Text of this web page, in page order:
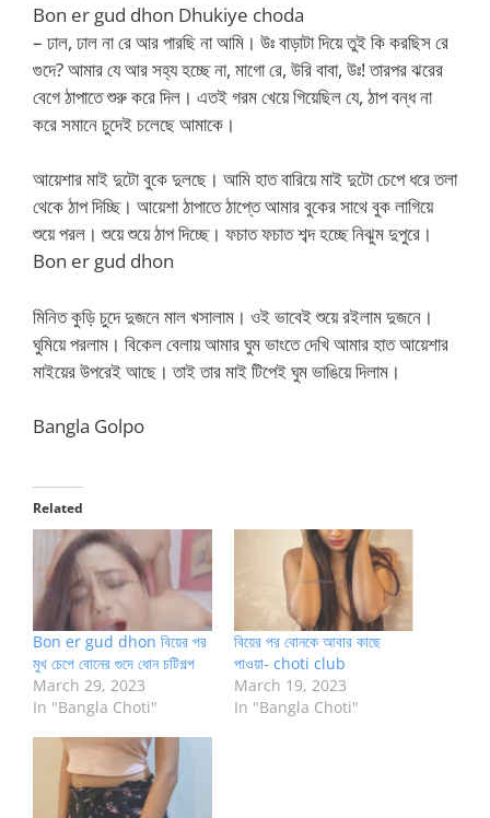
Bon er gud dhon Dhukiye choda
– ঢাল, ঢাল না রে আর পারছি না আমি। উঃ বাড়াটা দিয়ে তুই কি করছিস রে
গুদে? আমার যে আর সহ্য হচ্ছে না, মাগো রে, উরি বাবা, উঃ! তারপর ঝরের
বেগে ঠাপাতে শুরু করে দিল। এতই গরম খেয়ে গিয়েছিল যে, ঠাপ বন্ধ না
করে সমানে চুদেই চলেছে আমাকে।
আয়েশার মাই দুটো বুকে দুলছে। আমি হাত বারিয়ে মাই দুটো চেপে ধরে তলা
থেকে ঠাপ দিচ্ছি। আয়েশা ঠাপাতে ঠাপ্তে আমার বুকের সাথে বুক লাগিয়ে
শুয়ে পরল। শুয়ে শুয়ে ঠাপ দিচ্ছে। ফচাত ফচাত শব্দ হচ্ছে নিঝুম দুপুরে।
Bon er gud dhon
মিনিত কুড়ি চুদে দুজনে মাল খসালাম। ওই ভাবেই শুয়ে রইলাম দুজনে।
ঘুমিয়ে পরলাম। বিকেল বেলায় আমার ঘুম ভাংতে দেখি আমার হাত আয়েশার
মাইয়ের উপরেই আছে। তাই তার মাই টিপেই ঘুম ভাঙিয়ে দিলাম।
Bangla Golpo
Related
Bon er gud dhon বিয়ের পর
মুখ চেপে বোনের গুদে ধোন চটিগল্প
March 29, 2023
In "Bangla Choti"
বিয়ের পর বোনকে আবার কাছে
পাওয়া- choti club
March 19, 2023
In "Bangla Choti"